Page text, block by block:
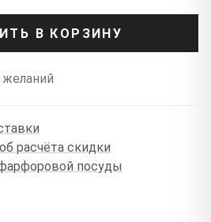
В КОРЗИНУ
расчёта скидки
посуды